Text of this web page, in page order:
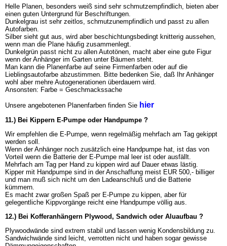
Helle Planen, besonders weiß sind sehr schmutzempfindlich, bieten aber
einen guten Untergrund für Beschriftungen.
Dunkelgrau ist sehr zeitlos, schmutzunempfindlich und passt zu allen
Autofarben.
Silber sieht gut aus, wird aber beschichtungsbedingt knitterig aussehen,
wenn man die Plane häufig zusammenlegt.
Dunkelgrün passt nicht zu allen Autotönen, macht aber eine gute Figur
wenn der Anhänger im Garten unter Bäumen steht.
Man kann die Planenfarbe auf seine Firmenfarben oder auf die
Lieblingsautofarbe abzustimmen. Bitte bedenken Sie, daß Ihr Anhänger
wohl aber mehre Autogenerationen überdauern wird.
Ansonsten: Farbe = Geschmackssache
Unsere angebotenen Planenfarben finden Sie hier
11.) Bei Kippern E-Pumpe oder Handpumpe ?
Wir empfehlen die E-Pumpe, wenn regelmäßig mehrfach am Tag gekippt
werden soll.
Wenn der Anhänger noch zusätzlich eine Handpumpe hat, ist das von
Vorteil wenn die Batterie der E-Pumpe mal leer ist oder ausfällt.
Mehrfach am Tag per Hand zu kippen wird auf Dauer etwas lästig.
Kipper mit Handpumpe sind in der Anschaffung meist EUR 500,- billiger
und man muß sich nicht um den Ladeanschluß und die Batterie
kümmern.
Es macht zwar großen Spaß per E-Pumpe zu kippen, aber für
gelegentliche Kippvorgänge reicht eine Handpumpe völlig aus.
12.) Bei Kofferanhängern Plywood, Sandwich oder Aluaufbau ?
Plywoodwände sind extrem stabil und lassen wenig Kondensbildung zu.
Sandwichwände sind leicht, verrotten nicht und haben sogar gewisse